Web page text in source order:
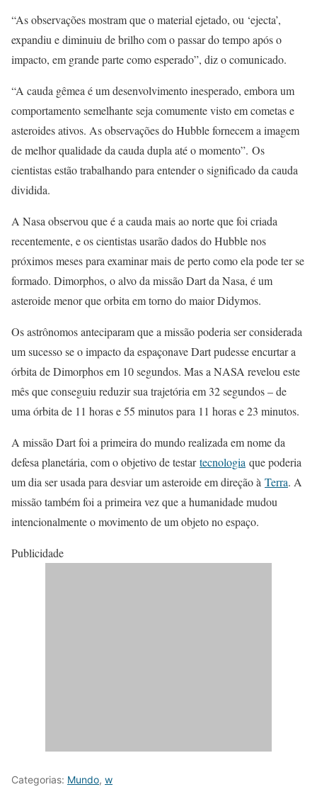
“As observações mostram que o material ejetado, ou ‘ejecta’,
expandiu e diminuiu de brilho com o passar do tempo após o
impacto, em grande parte como esperado”, diz o comunicado.
“A cauda gêmea é um desenvolvimento inesperado, embora um
comportamento semelhante seja comumente visto em cometas e
asteroides ativos. As observações do Hubble fornecem a imagem
de melhor qualidade da cauda dupla até o momento”. Os
cientistas estão trabalhando para entender o significado da cauda
dividida.
A Nasa observou que é a cauda mais ao norte que foi criada
recentemente, e os cientistas usarão dados do Hubble nos
próximos meses para examinar mais de perto como ela pode ter se
formado. Dimorphos, o alvo da missão Dart da Nasa, é um
asteroide menor que orbita em torno do maior Didymos.
Os astrônomos anteciparam que a missão poderia ser considerada
um sucesso se o impacto da espaçonave Dart pudesse encurtar a
órbita de Dimorphos em 10 segundos. Mas a NASA revelou este
mês que conseguiu reduzir sua trajetória em 32 segundos – de
uma órbita de 11 horas e 55 minutos para 11 horas e 23 minutos.
A missão Dart foi a primeira do mundo realizada em nome da
defesa planetária, com o objetivo de testartecnologia que poderia
um dia ser usada para desviar um asteroide em direção à Terra. A
missão também foi a primeira vez que a humanidade mudou
intencionalmente o movimento de um objeto no espaço.
Publicidade
Categorias: Mundo, w